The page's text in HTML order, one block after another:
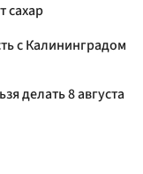
сахар
с Калининградом
делать 8 августа